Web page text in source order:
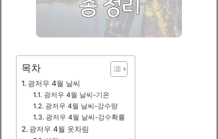
목차
광저우 4월 날씨
광저우 4월 날씨-기온
광저우 4월 날씨-강수량
광저우 4월 날씨-강수확률
광저우 4월 옷차림